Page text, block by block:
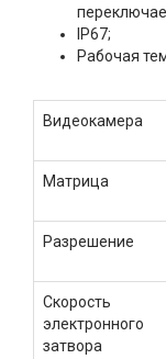
IP67;
Рабочая
Видеокамера
Матрица
Разрешение
Скорость
электронного
затвора